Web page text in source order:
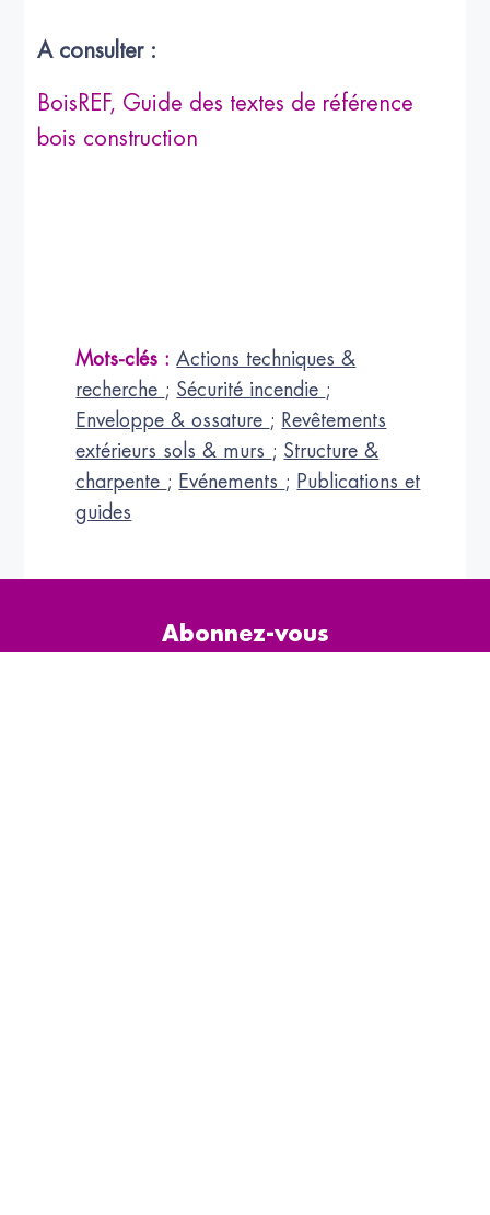
A consulter :
BoisREF, Guide des textes de référence
bois construction
Mots-clés : Actions techniques &
recherche ; Sécurité incendie ;
Enveloppe & ossature ; Revêtements
extérieurs sols & murs ; Structure &
charpente ; Evénements ; Publications et
guides
Abonnez-vous